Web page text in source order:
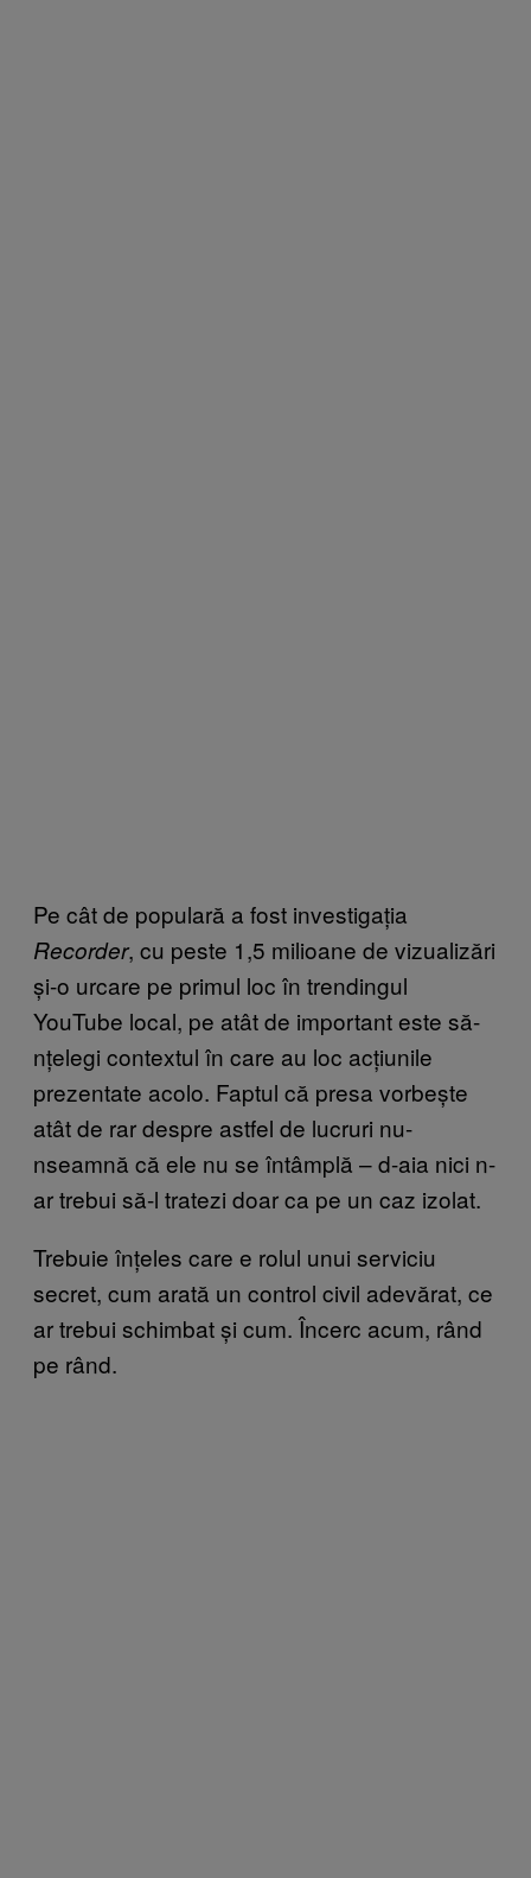
Pe cât de populară a fost investigația
Recorder, cu peste 1,5 milioane de vizualizări
și-o urcare pe primul loc în trendingul
YouTube local, pe atât de important este să-
nțelegi contextul în care au loc acțiunile
prezentate acolo. Faptul că presa vorbește
atât de rar despre astfel de lucruri nu-
nseamnă că ele nu se întâmplă – d-aia nici n-
ar trebui să-l tratezi doar ca pe un caz izolat.
Trebuie înțeles care e rolul unui serviciu
secret, cum arată un control civil adevărat, ce
ar trebui schimbat și cum. Încerc acum, rând
pe rând.